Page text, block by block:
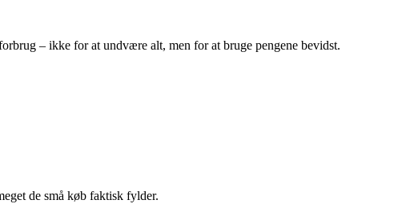
– ikke for at undvære alt, men for at bruge pengene bevidst.
de små køb faktisk fylder.